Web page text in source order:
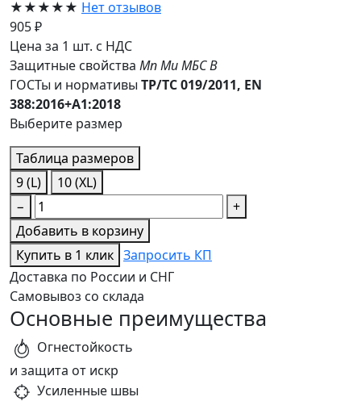
★★★★★ Нет отзывов
905 ₽
Цена за 1 шт. с НДС
Защитные свойства МпМиМБСВ
ГОСТы и нормативы ТР/ТС 019/2011, EN
388:2016+A1:2018
Выберите размер
Таблица размеров
9 (L)
10 (XL)
−
+
Добавить в корзину
Купить в 1 клик Запросить КП
Доставка по России и СНГ
Самовывоз со склада
Основные преимущества
Огнестойкость
и защита от искр
Усиленные швы